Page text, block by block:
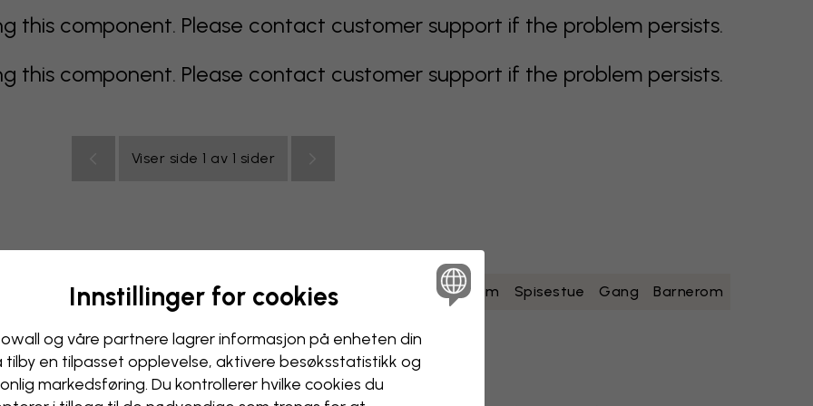
this component. Please contact customer support if the problem persists.
this component. Please contact customer support if the problem persists.
Viser side 1 av 1 sider
oransje rosa lilla rød turkis hvit Soverom Spisestue Gang Barnerom
Innstillinger for cookies
og våre partnere lagrer informasjon på enheten din
tilby en tilpasset opplevelse, aktivere besøks­statistikk og
markedsføring. Du kontrollerer hvilke cookies du